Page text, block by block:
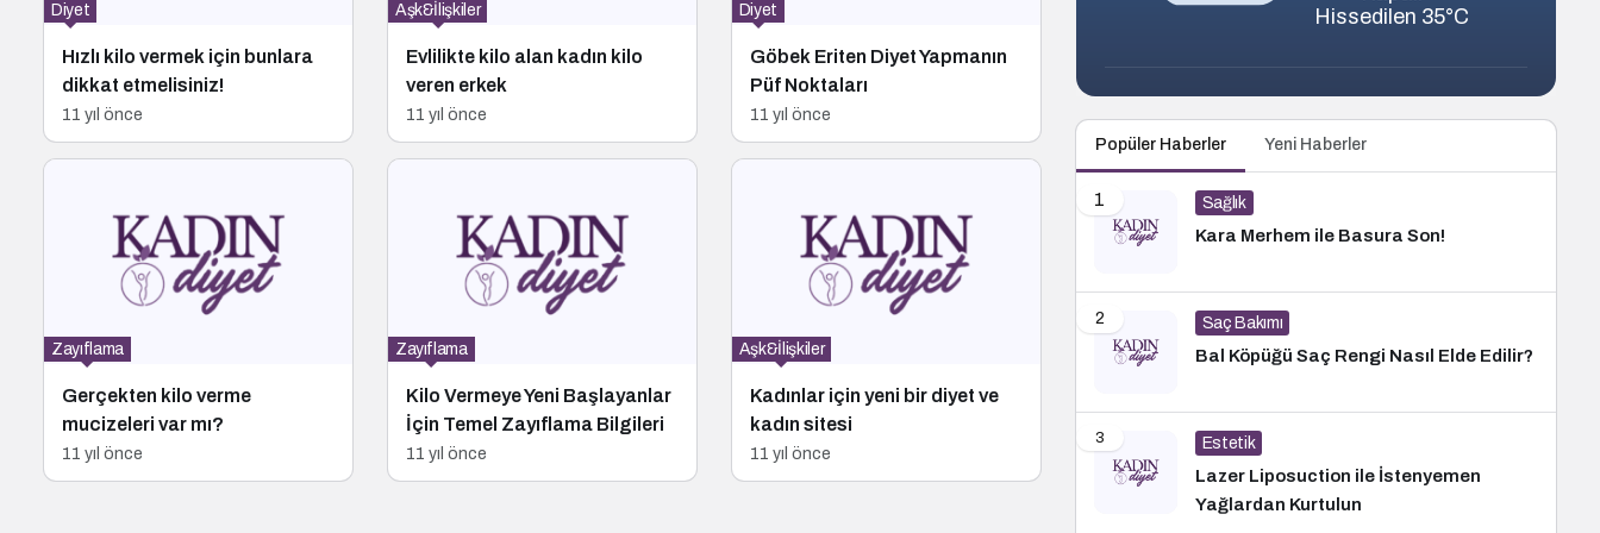
Hızlı kilo vermek için bunlara
dikkat etmelisiniz!
Diyet
11 yıl önce
Evlilikte kilo alan kadın kilo
veren erkek
Aşk&İlişkiler
11 yıl önce
Göbek Eriten Diyet Yapmanın
Püf Noktaları
Diyet
11 yıl önce
Gerçekten kilo verme
mucizeleri var mı?
Zayıflama
11 yıl önce
Kilo Vermeye Yeni Başlayanlar
İçin Temel Zayıflama Bilgileri
Zayıflama
11 yıl önce
Kadınlar için yeni bir diyet ve
kadın sitesi
Aşk&İlişkiler
11 yıl önce
Hissedilen 35°C
Popüler Haberler Yeni Haberler
1 Sağlık
Kara Merhem ile Basura Son!
2 Saç Bakımı
Bal Köpüğü Saç Rengi Nasıl Elde Edilir?
3 Estetik
Lazer Liposuction ile İstenyemen
Yağlardan Kurtulun